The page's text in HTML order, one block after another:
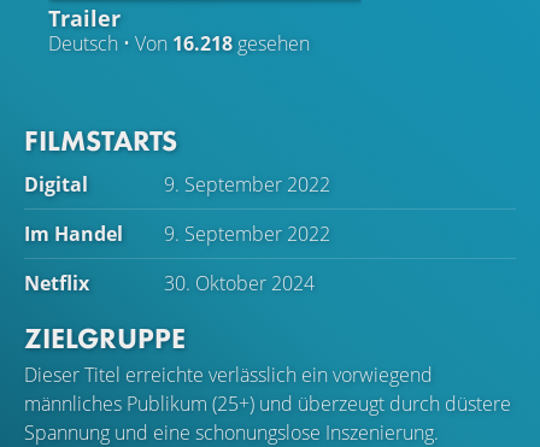
Trailer
Deutsch • Von 16.218 gesehen
FILMSTARTS
Digital
9. September 2022
Im Handel
9. September 2022
Netflix
30. Oktober 2024
ZIELGRUPPE
Dieser Titel erreichte verlässlich ein vorwiegend
männliches Publikum (25+) und überzeugt durch düstere
Spannung und eine schonungslose Inszenierung.